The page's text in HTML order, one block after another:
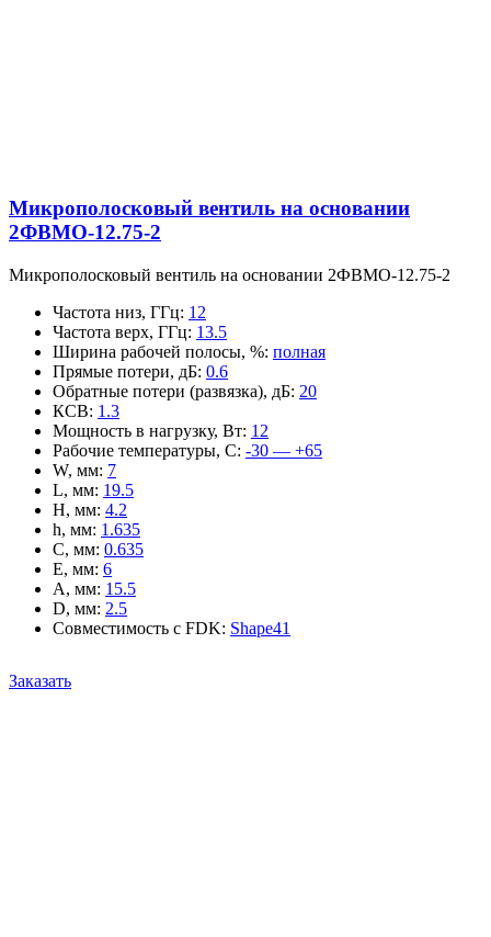
Микрополосковый вентиль на основании
2ФВМO-12.75-2
Микрополосковый вентиль на основании 2ФВМO-12.75-2
Частота низ, ГГц: 12
Частота верх, ГГц: 13.5
Ширина рабочей полосы, %: полная
Прямые потери, дБ: 0.6
Обратные потери (развязка), дБ: 20
КСВ: 1.3
Мощность в нагрузку, Вт: 12
Рабочие температуры, С: -30 — +65
W, мм: 7
L, мм: 19.5
H, мм: 4.2
h, мм: 1.635
C, мм: 0.635
E, мм: 6
A, мм: 15.5
D, мм: 2.5
Совместимость с FDK: Shape41
Заказать